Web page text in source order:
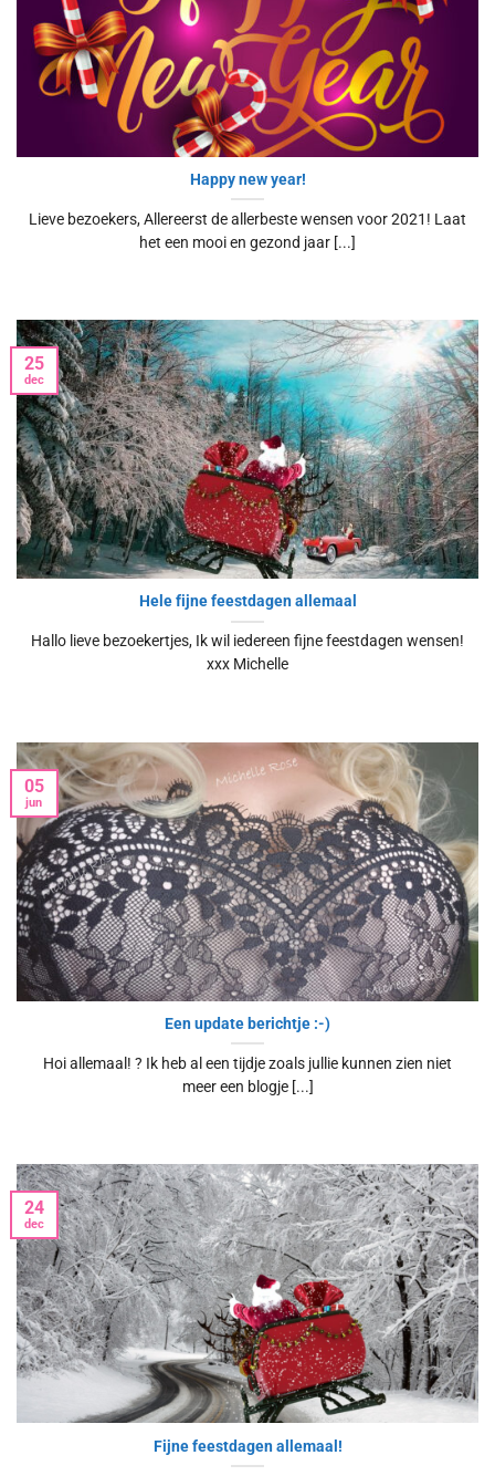
Happy new year!
Lieve bezoekers, Allereerst de allerbeste wensen voor 2021! Laat
het een mooi en gezond jaar [...]
Hele fijne feestdagen allemaal
Hallo lieve bezoekertjes, Ik wil iedereen fijne feestdagen wensen!
xxx Michelle
25
dec
Een update berichtje :-)
Hoi allemaal! ? Ik heb al een tijdje zoals jullie kunnen zien niet
meer een blogje [...]
05
jun
Fijne feestdagen allemaal!
24
dec